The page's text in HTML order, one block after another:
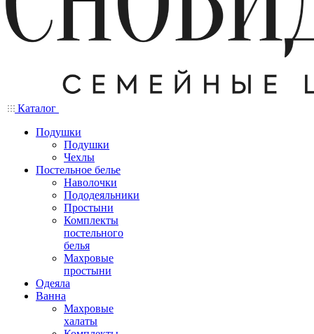
Каталог
Подушки
Подушки
Чехлы
Постельное белье
Наволочки
Пододеяльники
Простыни
Комплекты
постельного
белья
Махровые
простыни
Одеяла
Ванна
Махровые
халаты